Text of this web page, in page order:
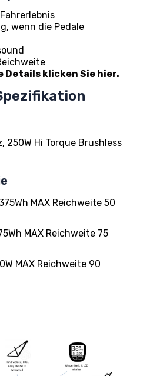
wenn die Pedale
Details klicken Sie hier.
250W Hi Torque Brushless
MAX Reichweite 50
MAX Reichweite 75
MAX Reichweite 90